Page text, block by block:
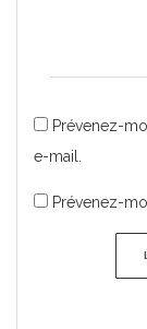
Prévenez-
e-mail.
Prévenez-